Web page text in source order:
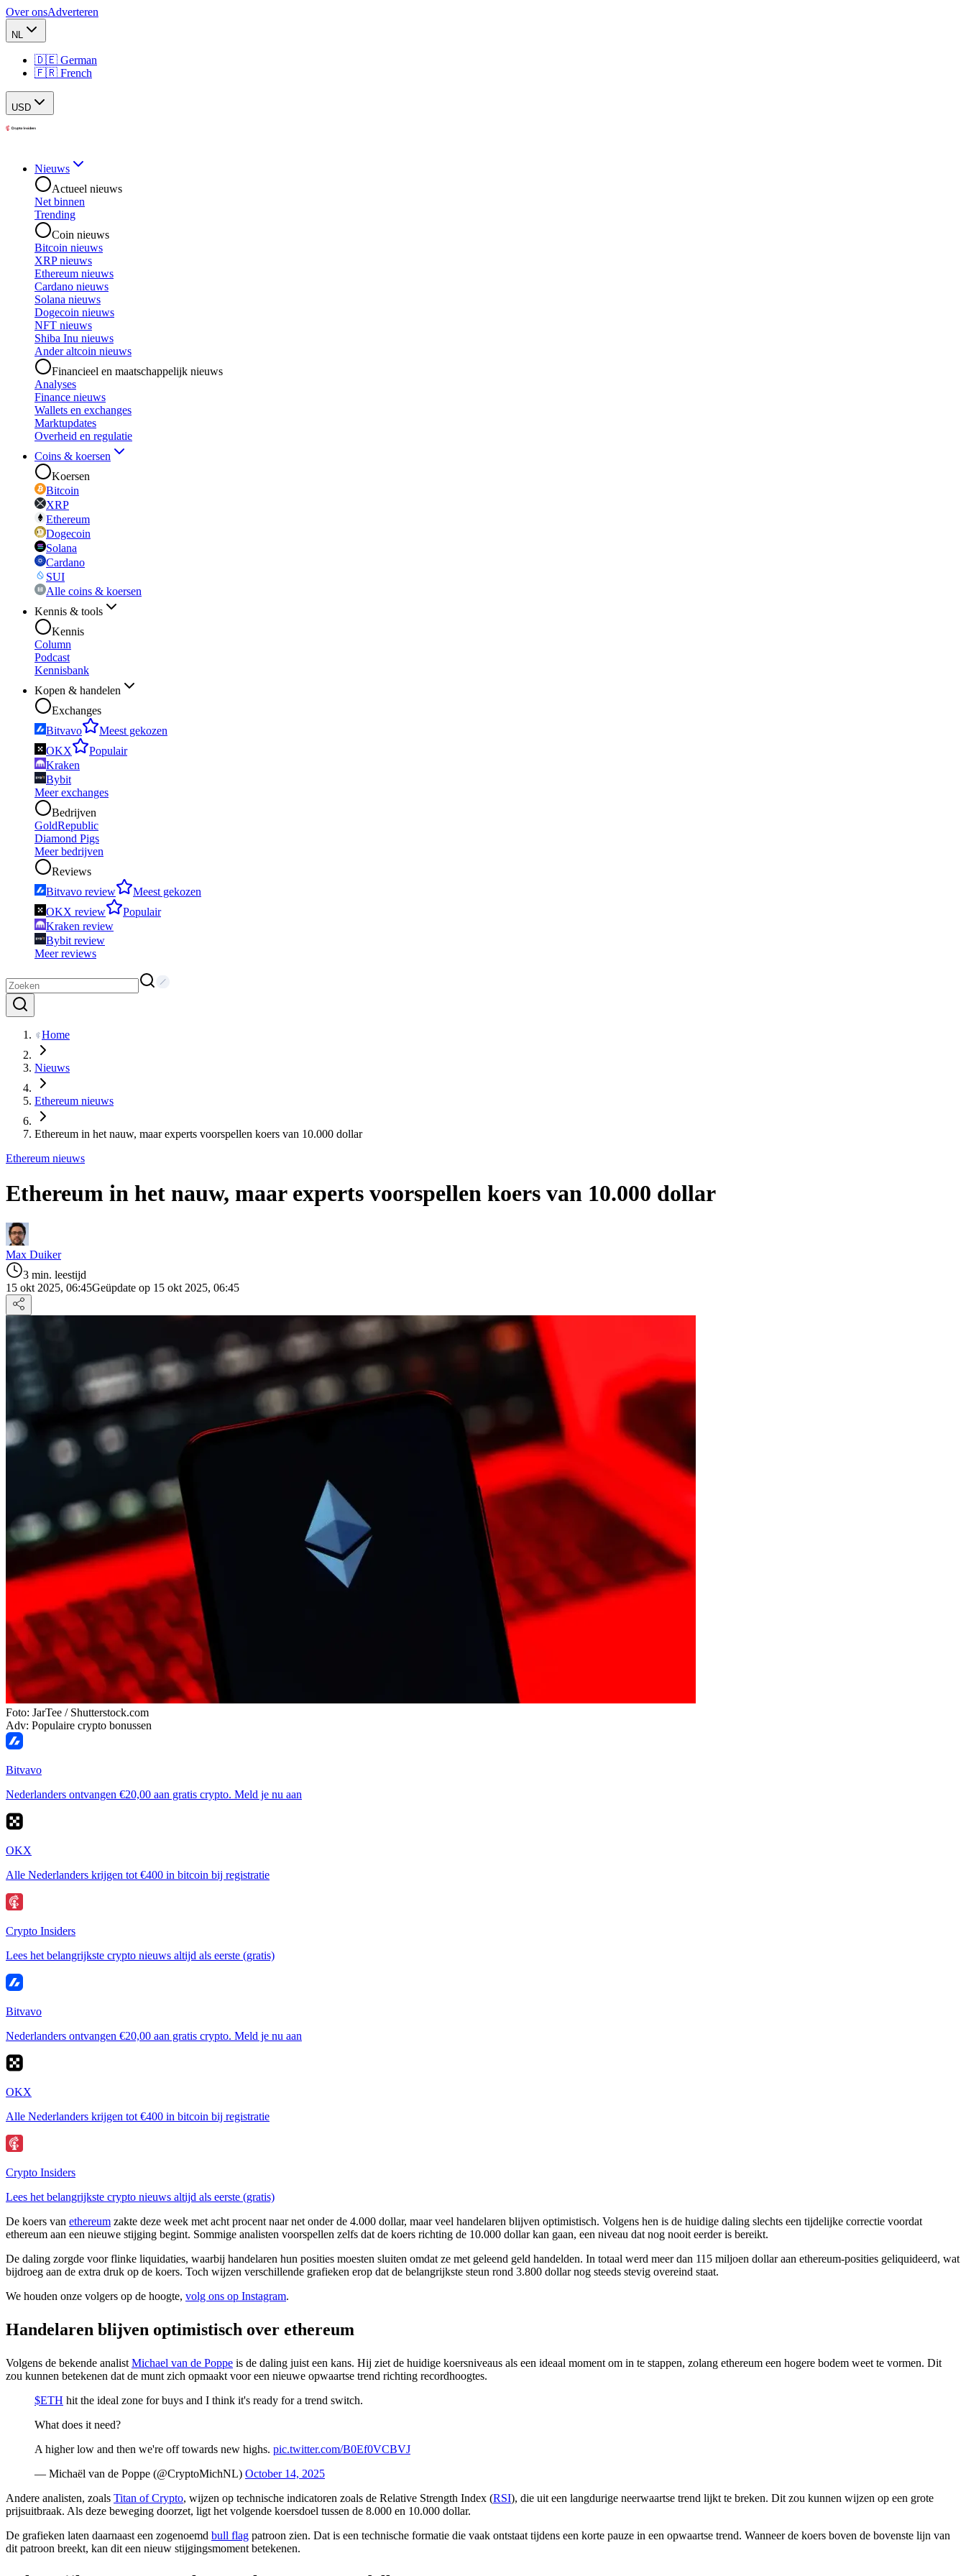
Over onsAdverteren
NL
🇩🇪 German
🇫🇷 French
USD
Nieuws
Actueel nieuws
Net binnen
Trending
Coin nieuws
Bitcoin nieuws
XRP nieuws
Ethereum nieuws
Cardano nieuws
Solana nieuws
Dogecoin nieuws
NFT nieuws
Shiba Inu nieuws
Ander altcoin nieuws
Financieel en maatschappelijk nieuws
Analyses
Finance nieuws
Wallets en exchanges
Marktupdates
Overheid en regulatie
Coins & koersen
Koersen
Bitcoin
XRP
Ethereum
Dogecoin
Solana
Cardano
SUI
Alle coins & koersen
Kennis & tools
Kennis
Column
Podcast
Kennisbank
Kopen & handelen
Exchanges
Bitvavo
Meest gekozen
OKX
Populair
Kraken
Bybit
Meer exchanges
Bedrijven
GoldRepublic
Diamond Pigs
Meer bedrijven
Reviews
Bitvavo review
Meest gekozen
OKX review
Populair
Kraken review
Bybit review
Meer reviews
Home
Nieuws
Ethereum nieuws
Ethereum in het nauw, maar experts voorspellen koers van 10.000 dollar
Ethereum nieuws
Ethereum in het nauw, maar experts voorspellen koers van 10.000 dollar
Max Duiker
3 min. leestijd
15 okt 2025, 06:45Geüpdate op 15 okt 2025, 06:45
Foto: JarTee / Shutterstock.com
Adv: Populaire crypto bonussen
Bitvavo
Nederlanders ontvangen €20,00 aan gratis crypto. Meld je nu aan
OKX
Alle Nederlanders krijgen tot €400 in bitcoin bij registratie
Crypto Insiders
Lees het belangrijkste crypto nieuws altijd als eerste (gratis)
Bitvavo
Nederlanders ontvangen €20,00 aan gratis crypto. Meld je nu aan
OKX
Alle Nederlanders krijgen tot €400 in bitcoin bij registratie
Crypto Insiders
Lees het belangrijkste crypto nieuws altijd als eerste (gratis)
De koers van ethereum zakte deze week met acht procent naar net onder de 4.000 dollar, maar veel handelaren blijven optimistisch. Volgens hen is de huidige daling slechts een tijdelijke correctie voordat
ethereum aan een nieuwe stijging begint. Sommige analisten voorspellen zelfs dat de koers richting de 10.000 dollar kan gaan, een niveau dat nog nooit eerder is bereikt.
De daling zorgde voor flinke liquidaties, waarbij handelaren hun posities moesten sluiten omdat ze met geleend geld handelden. In totaal werd meer dan 115 miljoen dollar aan ethereum-posities geliquideerd, wat
bijdroeg aan de extra druk op de koers. Toch wijzen verschillende grafieken erop dat de belangrijkste steun rond 3.800 dollar nog steeds stevig overeind staat.
We houden onze volgers op de hoogte, volg ons op Instagram.
Handelaren blijven optimistisch over ethereum
Volgens de bekende analist Michael van de Poppe is de daling juist een kans. Hij ziet de huidige koersniveaus als een ideaal moment om in te stappen, zolang ethereum een hogere bodem weet te vormen. Dit
zou kunnen betekenen dat de munt zich opmaakt voor een nieuwe opwaartse trend richting recordhoogtes.
$ETH hit the ideal zone for buys and I think it's ready for a trend switch.
What does it need?
A higher low and then we're off towards new highs. pic.twitter.com/B0Ef0VCBVJ
— Michaël van de Poppe (@CryptoMichNL) October 14, 2025
Andere analisten, zoals Titan of Crypto, wijzen op technische indicatoren zoals de Relative Strength Index (RSI), die uit een langdurige neerwaartse trend lijkt te breken. Dit zou kunnen wijzen op een grote
prijsuitbraak. Als deze beweging doorzet, ligt het volgende koersdoel tussen de 8.000 en 10.000 dollar.
De grafieken laten daarnaast een zogenoemd bull flag patroon zien. Dat is een technische formatie die vaak ontstaat tijdens een korte pauze in een opwaartse trend. Wanneer de koers boven de bovenste lijn van
dit patroon breekt, kan dit een nieuw stijgingsmoment betekenen.